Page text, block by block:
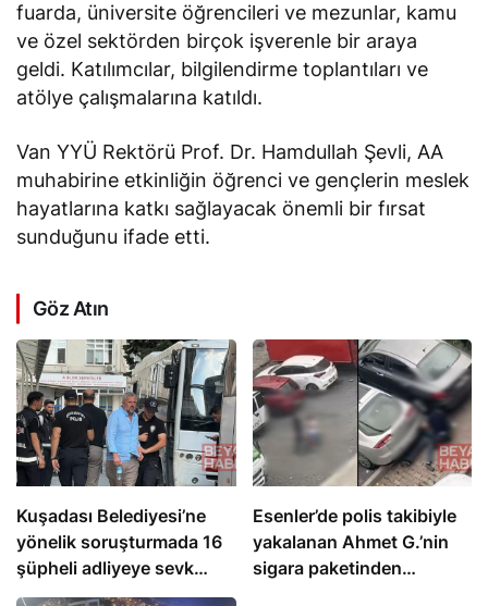
fuarda, üniversite öğrencileri ve mezunlar, kamu
ve özel sektörden birçok işverenle bir araya
geldi. Katılımcılar, bilgilendirme toplantıları ve
atölye çalışmalarına katıldı.
Van YYÜ Rektörü Prof. Dr. Hamdullah Şevli, AA
muhabirine etkinliğin öğrenci ve gençlerin meslek
hayatlarına katkı sağlayacak önemli bir fırsat
sunduğunu ifade etti.
Göz Atın
Kuşadası Belediyesi’ne
yönelik soruşturmada 16
şüpheli adliyeye sevk
edildi
Esenler’de polis takibiyle
yakalanan Ahmet G.’nin
sigara paketinden